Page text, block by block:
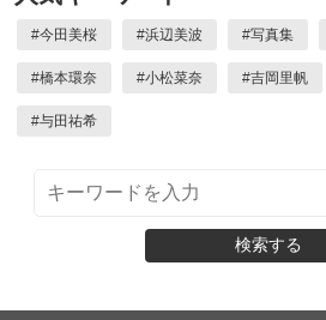
#今田美桜 #浜辺美波 #写真集
#橋本環奈 #小松菜奈 #吉岡里帆
#与田祐希
検索する